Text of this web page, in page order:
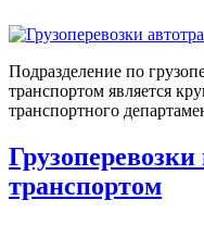
Подразделение по
транспортом является
транспортного
транспортом